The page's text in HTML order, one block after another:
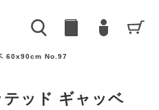
60x90cm No.97
ッド ギャッベ